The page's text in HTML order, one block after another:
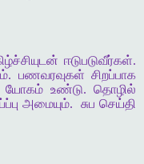
ஈடுபடுவீர்கள்.
பணவரவுகள் சிறப்பாக
யோகம் உண்டு. தொழில்
அமையும்.
சுப செய்தி